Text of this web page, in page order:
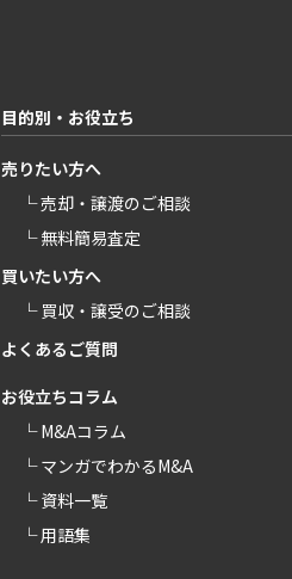
目的別・お役立ち
売りたい方へ
└ 売却・譲渡のご相談
└ 無料簡易査定
買いたい方へ
└ 買収・譲受のご相談
よくあるご質問
お役立ちコラム
└ M&Aコラム
└ マンガでわかるM&A
└ 資料一覧
└ 用語集